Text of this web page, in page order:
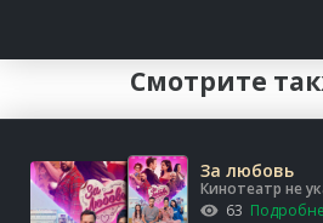
Смотрите
За любовь
Кинотеатр не
63